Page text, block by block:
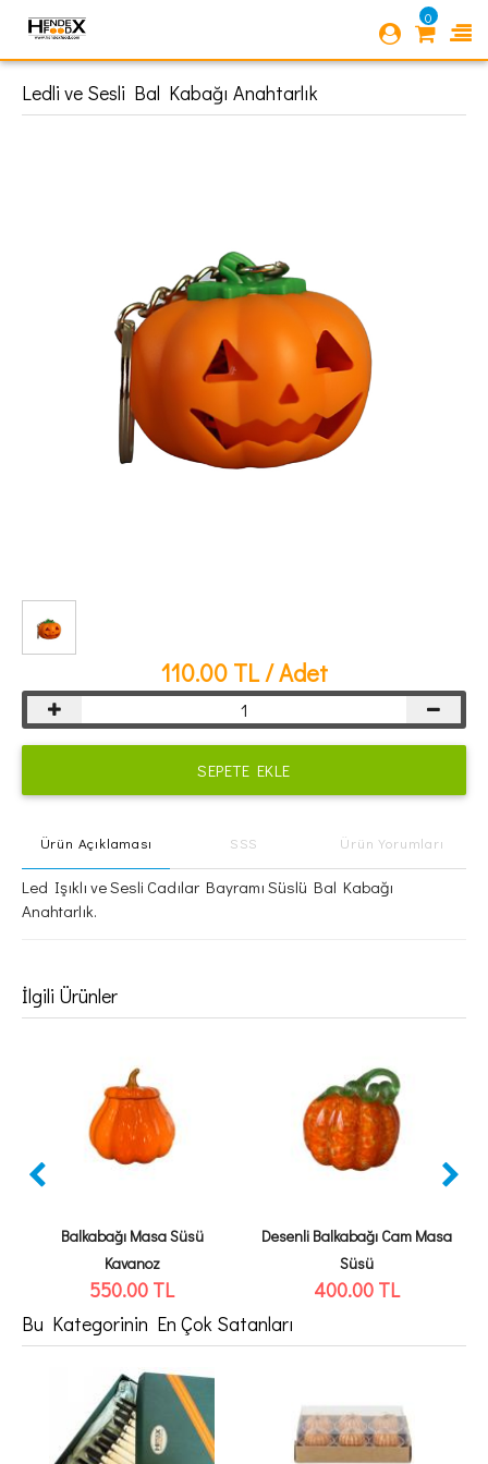
0
Ledli ve Sesli Bal Kabağı Anahtarlık
110.00TL / Adet
SEPETE EKLE
Ürün Açıklaması SSS Ürün Yorumları
Led Işıklı ve Sesli Cadılar Bayramı Süslü Bal Kabağı
Anahtarlık.
İlgili Ürünler
Balkabağı Masa Süsü
Kavanoz
550.00 TL
Desenli Balkabağı Cam Masa
Süsü
400.00TL
Bu Kategorinin En Çok Satanları